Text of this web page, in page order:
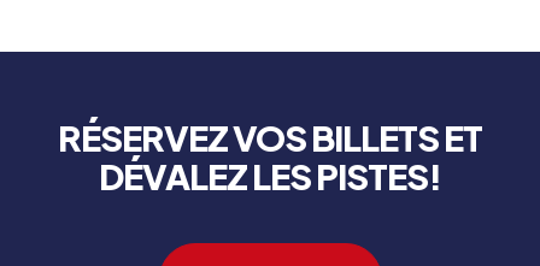
RÉSERVEZ VOS BILLETS ET
DÉVALEZ LES PISTES!